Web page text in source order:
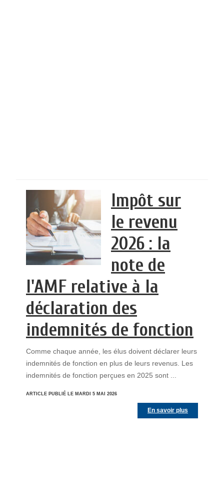
Impôt sur
le revenu
2026 : la
note de
l'AMF relative à la
déclaration des
indemnités de fonction
Comme chaque année, les élus doivent déclarer leurs
indemnités de fonction en plus de leurs revenus. Les
indemnités de fonction perçues en 2025 sont ...
ARTICLE PUBLIÉ LE MARDI 5 MAI 2026
En savoir plus